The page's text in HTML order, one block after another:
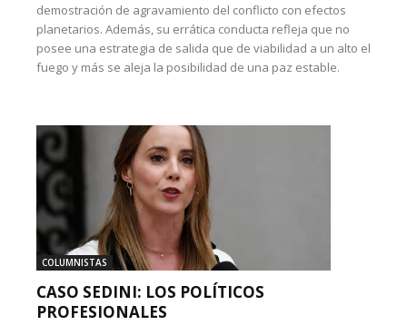
demostración de agravamiento del conflicto con efectos
planetarios. Además, su errática conducta refleja que no
posee una estrategia de salida que de viabilidad a un alto el
fuego y más se aleja la posibilidad de una paz estable.
COLUMNISTAS
CASO SEDINI: LOS POLÍTICOS
PROFESIONALES